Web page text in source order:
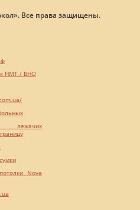
Все права защищены.
к НМТ / ВНО
лежачих
Nova